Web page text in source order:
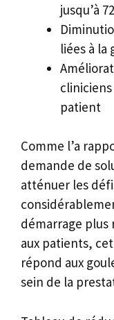
jusqu’à
liées à la
patient
Comme l’a
demande de
atténuer les
démarrage plus
aux patients,
répond aux
sein de la